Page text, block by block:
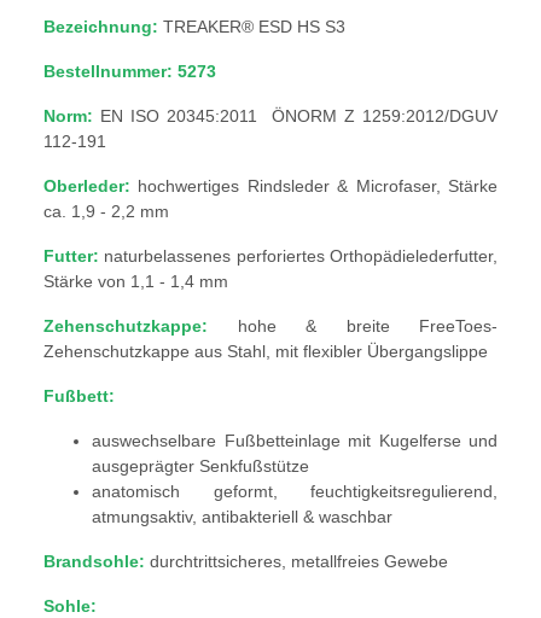
Bezeichnung: TREAKER® ESD HS S3
Bestellnummer: 5273
Norm: EN ISO 20345:2011 ÖNORM Z 1259:2012/DGUV
112-191
Oberleder: hochwertiges Rindsleder & Microfaser, Stärke
ca. 1,9 - 2,2 mm
Futter: naturbelassenes perforiertes Orthopädielederfutter,
Stärke von 1,1 - 1,4 mm
Zehenschutzkappe: hohe & breite FreeToes-
Zehenschutzkappe aus Stahl, mit flexibler Übergangslippe
Fußbett:
auswechselbare Fußbetteinlage mit Kugelferse und
ausgeprägter Senkfußstütze
anatomisch geformt, feuchtigkeitsregulierend,
atmungsaktiv, antibakteriell & waschbar
Brandsohle: durchtrittsicheres, metallfreies Gewebe
Sohle: